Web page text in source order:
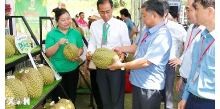
Mỹ dỡ bỏ lệnh trừng phạt đối với
hãng hàng không Iraq
06/08/2026 03:34
Iran và Oman đạt thỏa thuận về
tuyến vận tải thương mại qua eo biển
Hormuz